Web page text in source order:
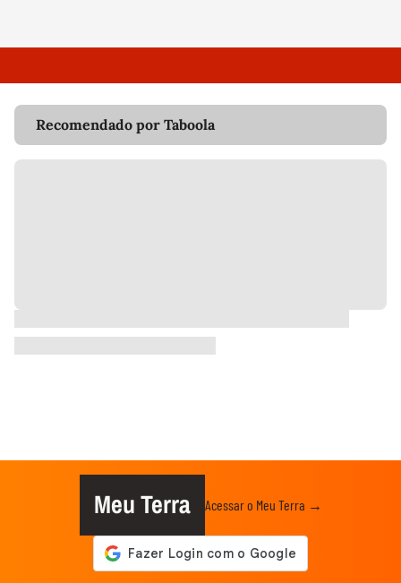
Recomendado por Taboola
Meu Terra Acessar o Meu Terra →